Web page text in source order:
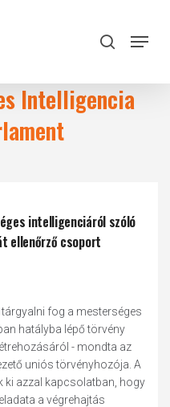
search
Menu
Intelligencia
intelligenciáról szóló
ellenőrző csoport
fog a mesterséges
hatályba lépő törvény
- mondta az
uniós törvényhozója. A
ki azzal kapcsolatban, hogy
a végrehajtás
Close